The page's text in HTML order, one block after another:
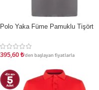
İNDIRIM
Polo Yaka Füme Pamuklu Tişört
395,60₺'den başlayan fiyatlarla